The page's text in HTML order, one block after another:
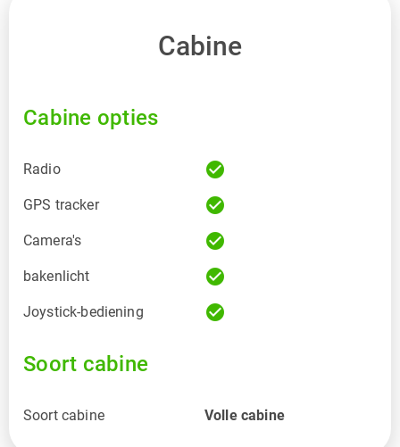
Cabine
Cabine opties
Radio check_circle
GPS tracker check_circle
Camera's check_circle
bakenlicht check_circle
Joystick-bediening check_circle
Soort cabine
Soort cabine Volle cabine